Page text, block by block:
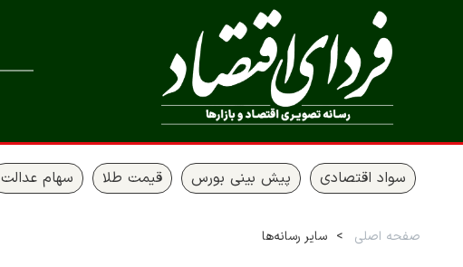
سواد اقتصادی پیش بینی بورس قیمت طلا سهام عدالت
صفحه اصلی سایر رسانه‌ها